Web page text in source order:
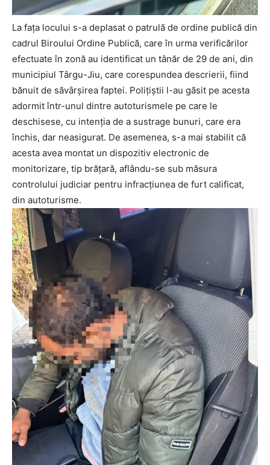
La fața locului s-a deplasat o patrulă de ordine publică din
cadrul Biroului Ordine Publică, care în urma verificărilor
efectuate în zonă au identificat un tânăr de 29 de ani, din
municipiul Târgu-Jiu, care corespundea descrierii, fiind
bănuit de săvârșirea faptei. Polițiștii l-au găsit pe acesta
adormit într-unul dintre autoturismele pe care le
deschisese, cu intenția de a sustrage bunuri, care era
închis, dar neasigurat. De asemenea, s-a mai stabilit că
acesta avea montat un dispozitiv electronic de
monitorizare, tip brățară, aflându-se sub măsura
controlului judiciar pentru infracțiunea de furt calificat,
din autoturisme.